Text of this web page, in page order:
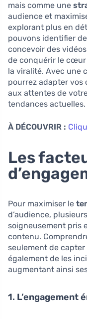
mais comme une
audience et
explorant plus en
pouvons identifier
concevoir des
de conquérir le cœur
la viralité. Avec une
pourrez adapter vos
aux attentes de
tendances actuelles.
À DÉCOUVRIR :
Les
Pour maximiser le
d’audience,
soigneusement pris
contenu.
seulement de
également de les
augmentant ainsi
1. L’engagement